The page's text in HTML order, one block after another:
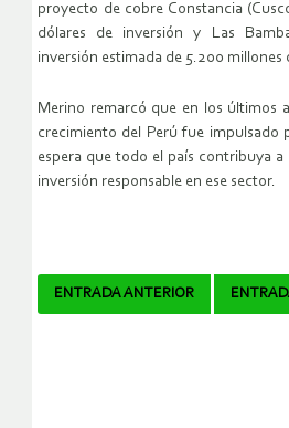
proyecto de cobre Constancia
dólares de inversión y Las
inversión estimada de 5.200 millones
Merino remarcó que en los últimos
crecimiento del Perú fue impulsado
espera que todo el país contribuya
inversión responsable en ese sector.
Navegador
ENTRADA ANTERIOR